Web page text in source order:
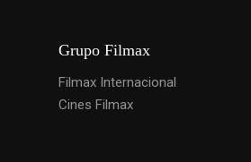
Grupo Filmax
Filmax Internacional
Cines Filmax